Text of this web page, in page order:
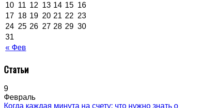
« Фев
10 11 12 13 14 15 16
17 18 19 20 21 22 23
24 25 26 27 28 29 30
31
Статьи
9
Февраль
Когда каждая минута на счету: что нужно знать о